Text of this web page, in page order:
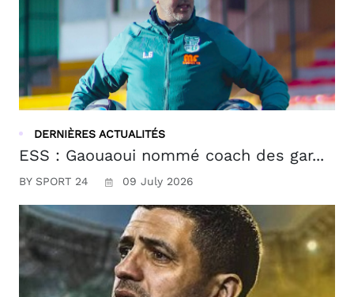
DERNIÈRES ACTUALITÉS
ESS : Gaouaoui nommé coach des gar...
BY SPORT 24 09 July 2026